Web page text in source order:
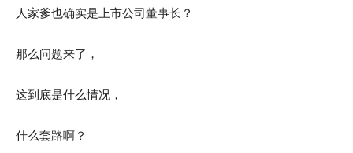
人家爹也确实是上市公司董事长？
那么问题来了，
这到底是什么情况，
什么套路啊？